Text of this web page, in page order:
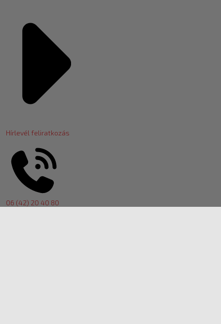
Hírlevél feliratkozás
06 (42) 20 40 80